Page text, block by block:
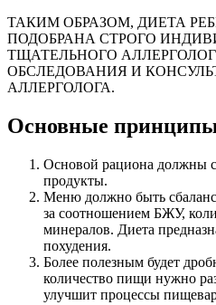
ТАКИМ ОБРАЗОМ, ДИЕТА
ПОДОБРАНА СТРОГО
ТЩАТЕЛЬНОГО
ОБСЛЕДОВАНИЯ И
АЛЛЕРГОЛОГА.
Основные
Основой рациона должны
продукты.
Меню должно быть
за соотношением БЖУ,
минералов. Диета
похудения.
Более полезным будет
количество пищи нужно
улучшит процессы